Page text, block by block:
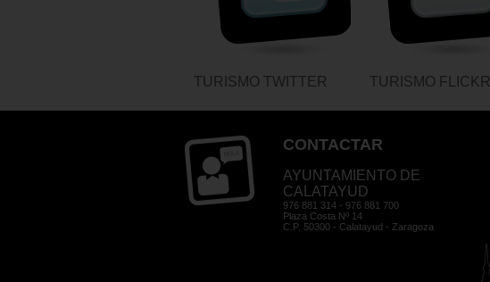
TURISMO TWITTER TURISMO FLICKR
CONTACTAR
AYUNTAMIENTO DE
CALATAYUD
976 881 314 - 976 881 700
Plaza Costa Nº 14
C.P. 50300 - Calatayud - Zaragoza